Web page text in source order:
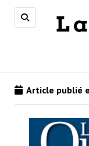
Article publié